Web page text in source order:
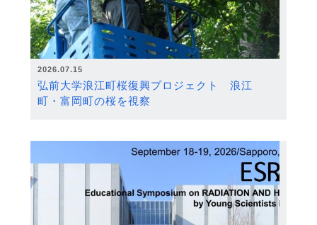
2026.07.15
弘前大学浪江町桜復興プロジェクト 浪江
町・富岡町の桜を視察